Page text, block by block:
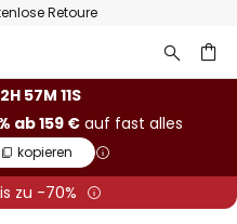
Retoure
57M 10S
ab 159 €auf fast alles
kopieren
zu -70%